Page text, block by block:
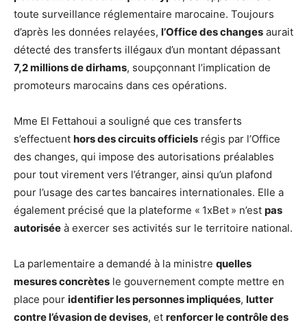
toute surveillance réglementaire marocaine. Toujours
d’après les données relayées, l’Office des changes aurait
détecté des transferts illégaux d’un montant dépassant
7,2 millions de dirhams, soupçonnant l’implication de
promoteurs marocains dans ces opérations.
Mme El Fettahoui a souligné que ces transferts
s’effectuent hors des circuits officiels régis par l’Office
des changes, qui impose des autorisations préalables
pour tout virement vers l’étranger, ainsi qu’un plafond
pour l’usage des cartes bancaires internationales. Elle a
également précisé que la plateforme « 1xBet » n’est pas
autorisée à exercer ses activités sur le territoire national.
La parlementaire a demandé à la ministre quelles
mesures concrètes le gouvernement compte mettre en
place pour identifier les personnes impliquées, lutter
contre l’évasion de devises, et renforcer le contrôle des